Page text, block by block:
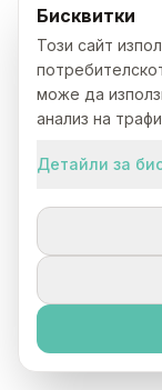
Бисквитки
Този сайт
може да
анализ на
Детайли за